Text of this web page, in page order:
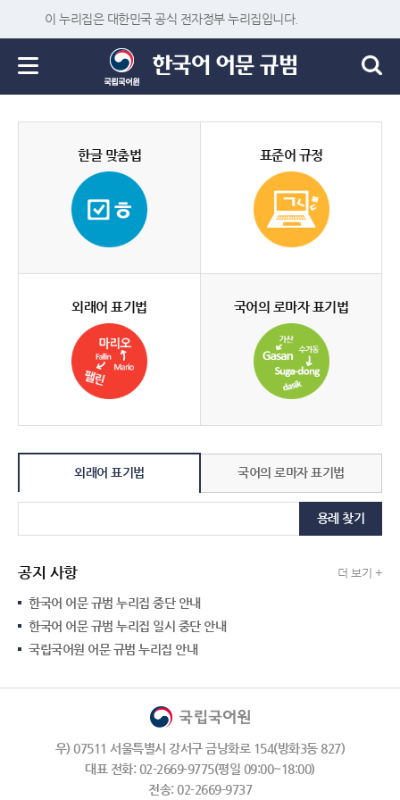
이 누리집은 대한민국 공식 전자정부 누리집입니다.
한글 맞춤법 표준어 규정
외래어 표기법 국어의 로마자 표기법
외래어 표기법 국어의 로마자 표기법
용례 찾기
공지 사항 더 보기 +
한국어 어문 규범 누리집 중단 안내
한국어 어문 규범 누리집 일시 중단 안내
국립국어원 어문 규범 누리집 안내
우) 07511 서울특별시 강서구 금낭화로 154(방화3동 827)
대표 전화: 02-2669-9775(평일 09:00~18:00)
전송: 02-2669-9737